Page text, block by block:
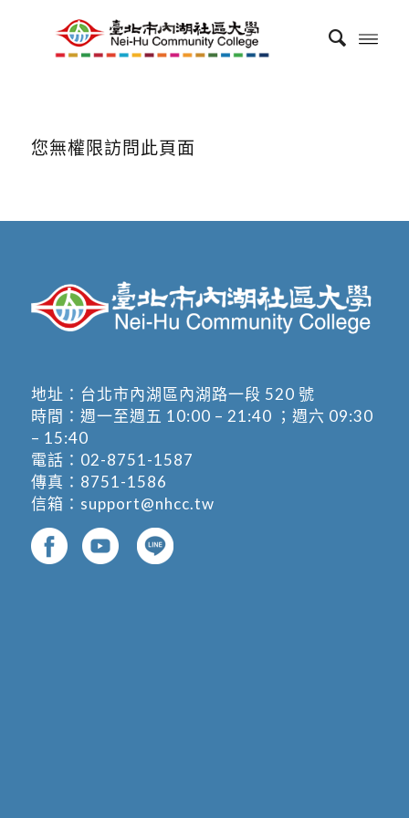
您無權限訪問此頁面
地址： 台北市內湖區內湖路一段 520 號
時間：週一至週五 10:00 – 21:40 ；週六 09:30
– 15:40
電話： 02-8751-1587
傳真：8751-1586
信箱： support@nhcc.tw